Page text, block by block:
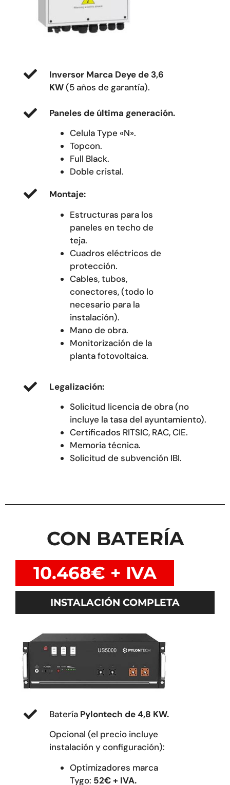
Inversor Marca Deye de 3,6
KW(5 años de garantía).
Paneles de última generación.
Celula Type «N».
Topcon.
Full Black.
Doble cristal.
Montaje:
Estructuras para los
paneles en techo de
teja.
Cuadros eléctricos de
protección.
Cables, tubos,
conectores, (todo lo
necesario para la
instalación).
Mano de obra.
Monitorización de la
planta fotovoltaica.
Legalización:
Solicitud licencia de obra (no
incluye la tasa del ayuntamiento).
Certificados RITSIC, RAC, CIE.
Memoria técnica.
Solicitud de subvención IBI.
CON BATERÍA
10.468€ + IVA
INSTALACIÓN COMPLETA
Batería Pylontech de 4,8 KW.
Opcional (el precio incluye
instalación y configuración):
Optimizadores marca
Tygo: 52€ + IVA.